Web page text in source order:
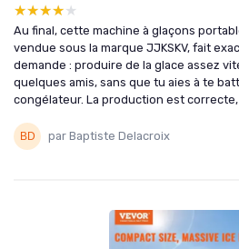
★★★★★
★★★★★
Au final, cette machine à glaçons
vendue sous la marque JJKSKV, fait
demande : produire de la glace assez
quelques amis, sans que tu aies à te
congélateur. La production est correcte,
par Baptiste Delacroix